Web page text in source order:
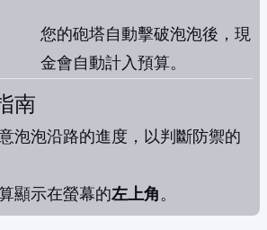
您的砲塔自動擊破泡泡後，現
金會自動計入預算。
南
泡泡沿路的進度，以判斷防禦的
顯示在螢幕的左上角。